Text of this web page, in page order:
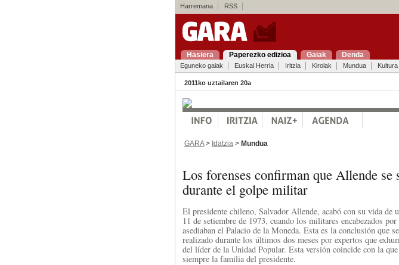
Harremana RSS
Hasiera Paperezko edizioa Gaiak Denda
Eguneko gaiak Euskal Herria Iritzia Kirolak Mundua Kultura
2011ko uztailaren 20a
GARA> Idatzia > Mundua
Los forenses confirman que Allende
durante el golpe militar
El presidente chileno, Salvador Allende, acabó con su vida de
11 de setiembre de 1973, cuando los militares encabezados
asediaban el Palacio de la Moneda. Esta es la conclusión que
realizado durante los últimos dos meses por expertos que
del líder de la Unidad Popular. Esta versión coincide con la
siempre la familia del presidente.